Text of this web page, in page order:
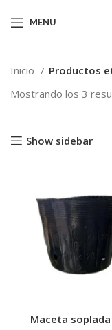
MENU
Inicio
Productos
Mostrando los 3
Show sidebar
Maceta soplada